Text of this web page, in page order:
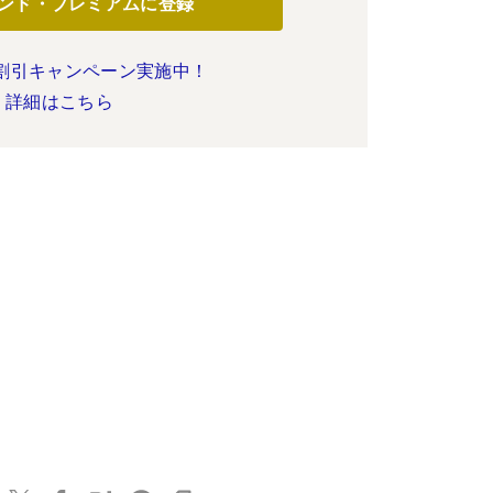
引キャンペーン実施中！
詳細はこちら